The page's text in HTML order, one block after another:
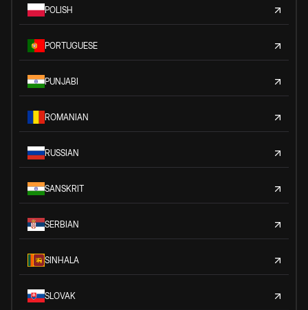
POLISH
PORTUGUESE
PUNJABI
ROMANIAN
RUSSIAN
SANSKRIT
SERBIAN
SINHALA
SLOVAK